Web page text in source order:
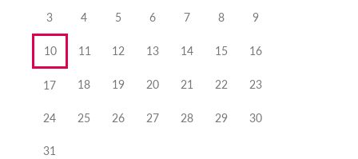
3 4 5 6 7 8 9
10 11 12 13 14 15 16
17 18 19 20 21 22 23
24 25 26 27 28 29 30
31